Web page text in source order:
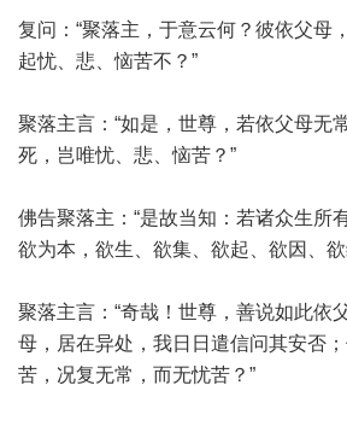
复问：“聚落主，于意云何？彼依父母
起忧、悲、恼苦不？”
聚落主言：“如是，世尊，若依父母无
死，岂唯忧、悲、恼苦？”
佛告聚落主：“是故当知：若诸众生所
欲为本，欲生、欲集、欲起、欲因、
聚落主言：“奇哉！世尊，善说如此依
母，居在异处，我日日遣信问其安否
苦，况复无常，而无忧苦？”